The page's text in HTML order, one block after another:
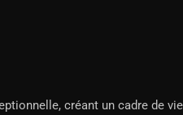
créant un cadre de vie